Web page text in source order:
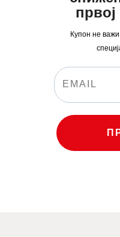
Купон не важи